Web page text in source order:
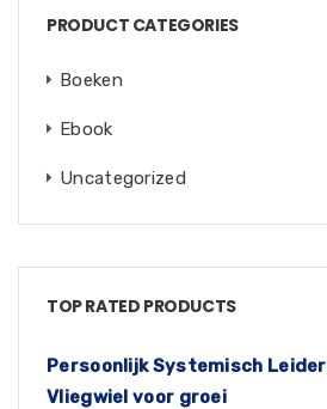
PRODUCT CATEGORIES
Boeken
Ebook
Uncategorized
TOP RATED PRODUCTS
Persoonlijk Systemisch
Vliegwiel voor groei